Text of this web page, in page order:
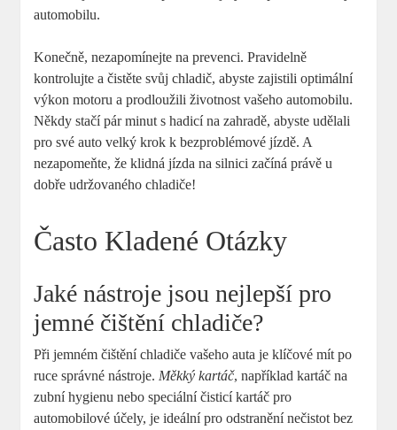
automobilu.
Konečně, nezapomínejte na prevenci. Pravidelně
kontrolujte a čistěte svůj chladič, abyste zajistili optimální
výkon motoru a prodloužili životnost vašeho automobilu.
Někdy stačí pár minut s hadicí na zahradě, abyste udělali
pro své auto velký krok k bezproblémové jízdě. A
nezapomeňte, že klidná jízda na silnici začíná právě u
dobře udržovaného chladiče!
Často Kladené Otázky
Jaké nástroje jsou nejlepší pro
jemné čištění chladiče?
Při jemném čištění chladiče vašeho auta je klíčové mít po
ruce správné nástroje. Měkký kartáč, například kartáč na
zubní hygienu nebo speciální čisticí kartáč pro
automobilové účely, je ideální pro odstranění nečistot bez